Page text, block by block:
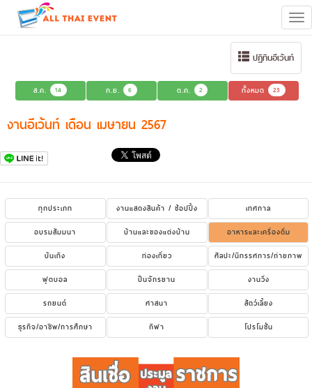
ปฏิทินอีเว้นท์
ส.ค. 14 ก.ย. 6 ต.ค. 2 ทั้งหมด 23
งานอีเว้นท์ เดือน เมษายน 2567
ทุกประเภท งานแสดงสินค้า / ช้อปปิ้ง
เทศกาล
อบรมสัมมนา
บ้านและของแต่งบ้าน
อาหารและเครื่องดื่ม
บันเทิง
ท่องเที่ยว
ศิลปะ/นิทรรศการ/ถ่ายภาพ
ฟุตบอล
ปั่นจักรยาน
งานวิ่ง
รถยนต์
ศาสนา
สัตว์เลี้ยง
ธุรกิจ/อาชีพ/การศึกษา
กีฬา โปรโมชั่น